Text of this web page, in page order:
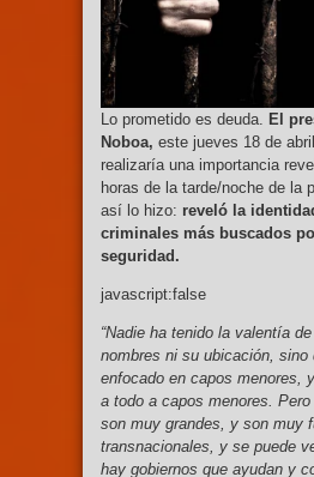
Lo prometido es deuda. El
Noboa, este jueves 18 de
realizaría una importancia
horas de la tarde/noche de la
así lo hizo: reveló la
criminales más buscados
seguridad.
javascript:false
“Nadie ha tenido la valentía
nombres ni su ubicación, sino
enfocado en capos menores,
a todo a capos menores.
son muy grandes, y son muy
transnacionales, y se puede
hay gobiernos que ayudan y